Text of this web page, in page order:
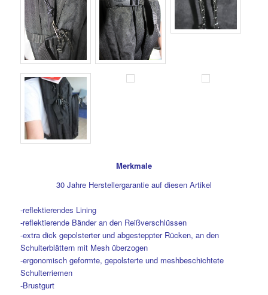
Merkmale
30 Jahre Herstellergarantie auf diesen Artikel
-reflektierendes Lining
-reflektierende Bänder an den Reißverschlüssen
-extra dick gepolsterter und abgesteppter Rücken, an den
Schulterblättern mit Mesh überzogen
-ergonomisch geformte, gepolsterte und meshbeschichtete
Schulterriemen
-Brustgurt